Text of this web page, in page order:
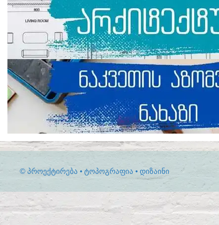
© ᲞᲠᲝᲔᲥᲢᲘᲠᲔᲑᲐ • ᲢᲝᲞᲝᲒᲠᲐᲤᲘᲐ • ᲓᲘᲖᲐᲘᲜᲘ